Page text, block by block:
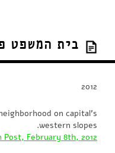
בית המשפט
2012
on capital’s
western slopes.
Post, February 8th, 2012